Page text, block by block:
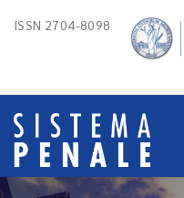
ISSN 2704-8098